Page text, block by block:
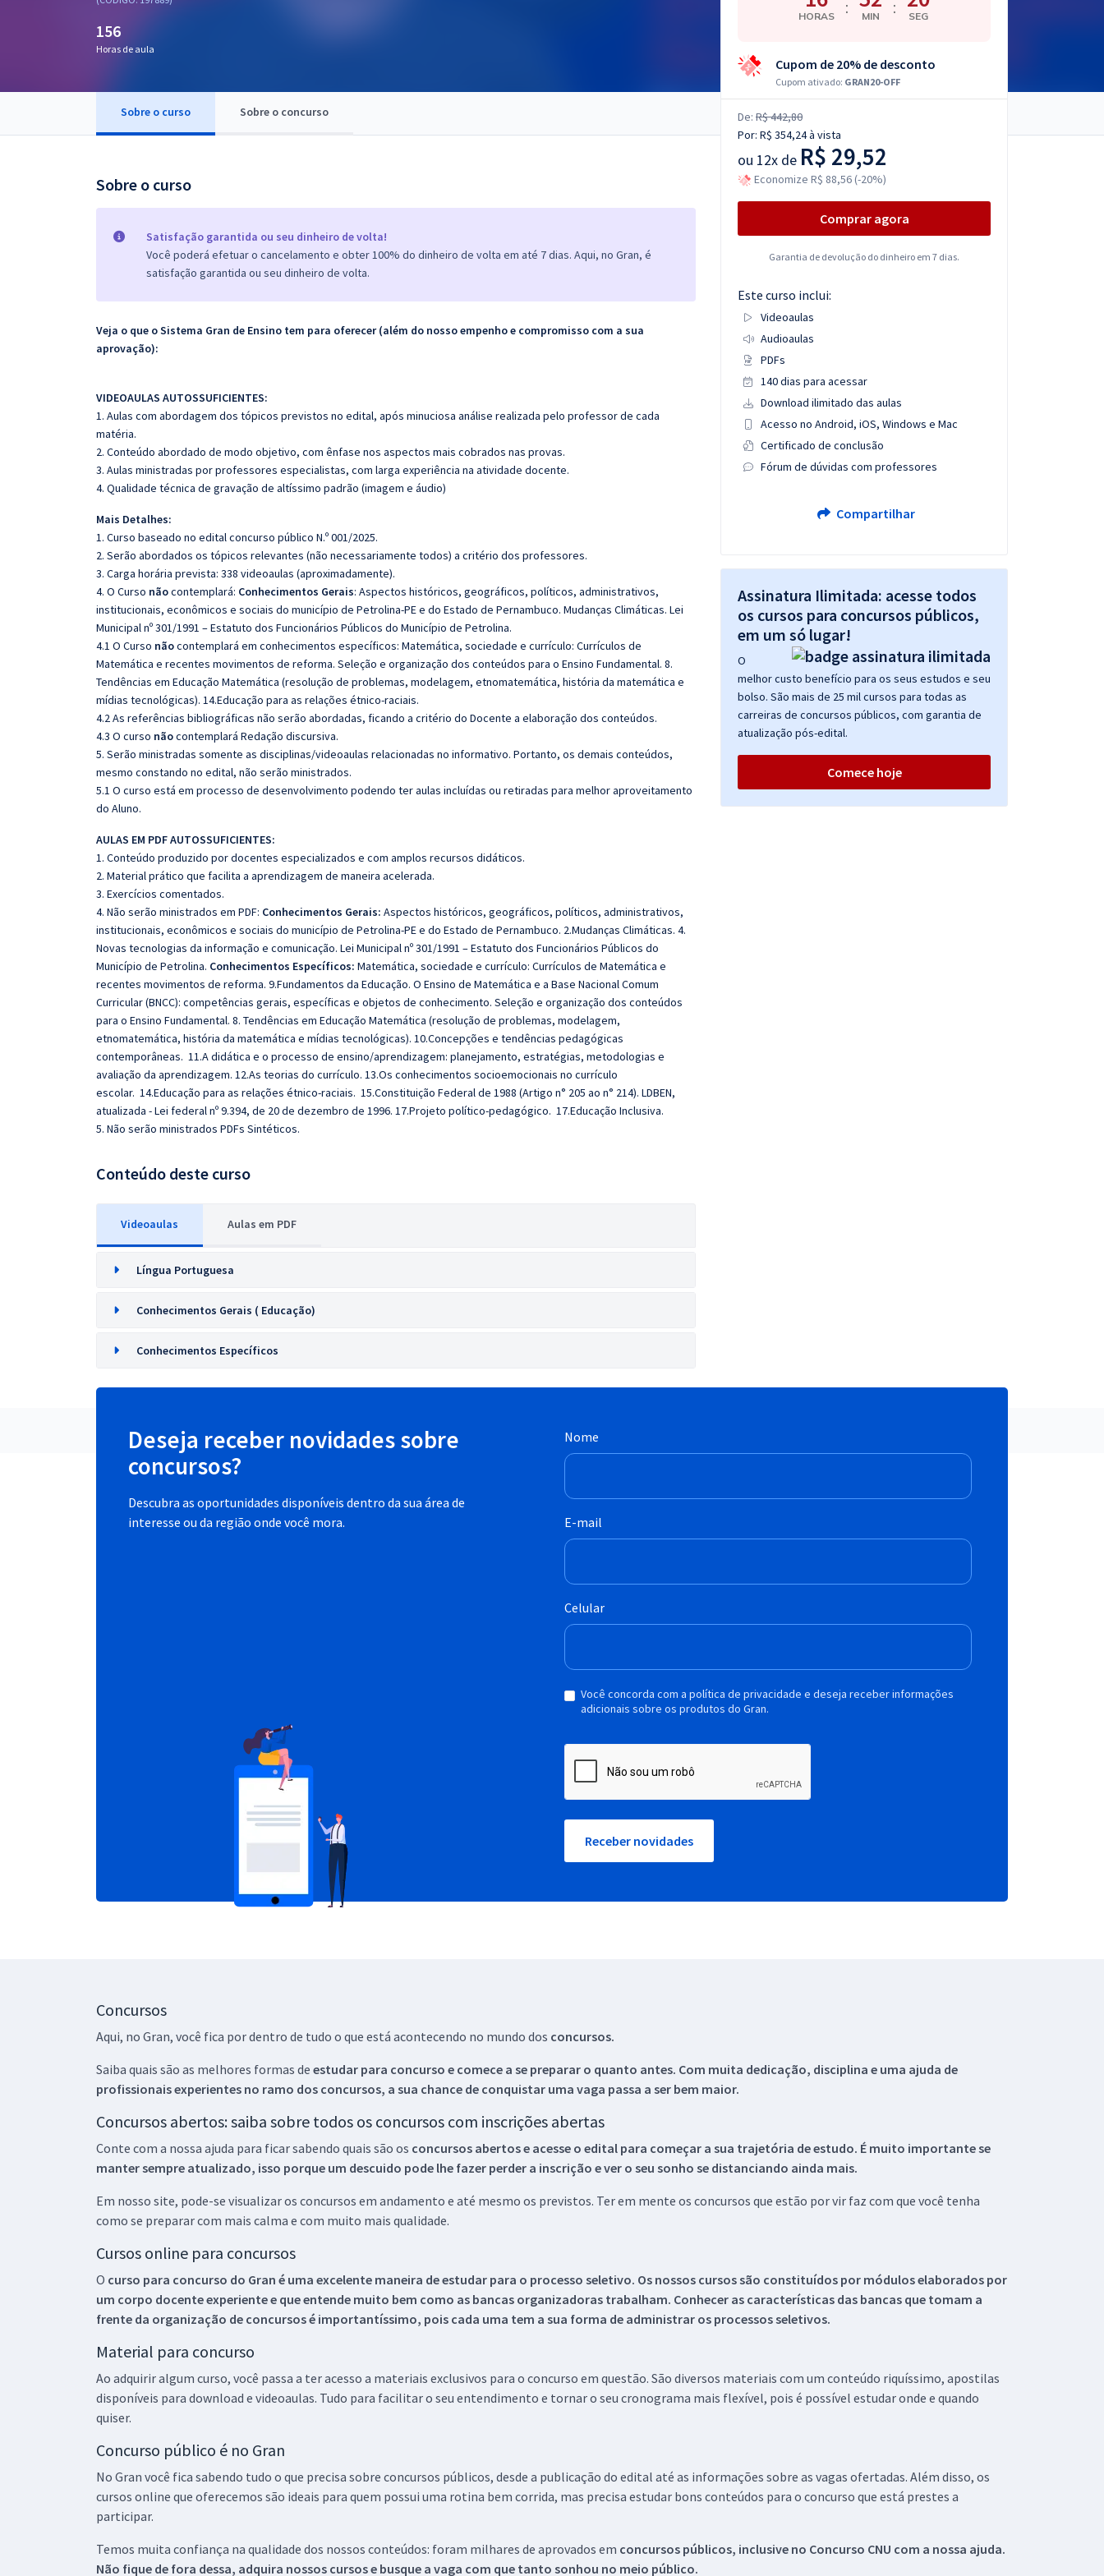
OAB
156
Horas de aula
Sobre o curso Sobre o concurso
Sobre o curso
Satisfação garantida ou seu dinheiro de volta!
Você poderá efetuar o cancelamento e obter 100% do dinheiro de volta em até 7 dias. Aqui, no Gran, é
satisfação garantida ou seu dinheiro de volta.
Veja o que o Sistema Gran de Ensino tem para oferecer (além do nosso empenho e compromisso com a sua
aprovação):
VIDEOAULAS AUTOSSUFICIENTES:
1. Aulas com abordagem dos tópicos previstos no edital, após minuciosa análise realizada pelo professor de cada
matéria.
2. Conteúdo abordado de modo objetivo, com ênfase nos aspectos mais cobrados nas provas.
3. Aulas ministradas por professores especialistas, com larga experiência na atividade docente.
4. Qualidade técnica de gravação de altíssimo padrão (imagem e áudio)
Mais Detalhes:
1. Curso baseado no edital concurso público N.º 001/2025.
2. Serão abordados os tópicos relevantes (não necessariamente todos) a critério dos professores.
3. Carga horária prevista: 338 videoaulas (aproximadamente).
4. O Curso nãocontemplará: Conhecimentos Gerais: Aspectos históricos, geográficos, políticos, administrativos,
institucionais, econômicos e sociais do município de Petrolina-PE e do Estado de Pernambuco. Mudanças Climáticas. Lei
Municipal nº 301/1991 – Estatuto dos Funcionários Públicos do Município de Petrolina.
4.1 O Curso nãocontemplará em conhecimentos específicos: Matemática, sociedade e currículo: Currículos de
Matemática e recentes movimentos de reforma. Seleção e organização dos conteúdos para o Ensino Fundamental. 8.
Tendências em Educação Matemática (resolução de problemas, modelagem, etnomatemática, história da matemática e
mídias tecnológicas). 14.Educação para as relações étnico-raciais.
4.2 As referências bibliográficas não serão abordadas, ficando a critério do Docente a elaboração dos conteúdos.
4.3 O curso nãocontemplará Redação discursiva.
5. Serão ministradas somente as disciplinas/videoaulas relacionadas no informativo. Portanto, os demais conteúdos,
mesmo constando no edital, não serão ministrados.
5.1 O curso está em processo de desenvolvimento podendo ter aulas incluídas ou retiradas para melhor aproveitamento
do Aluno.
AULAS EM PDF AUTOSSUFICIENTES:
1. Conteúdo produzido por docentes especializados e com amplos recursos didáticos.
2. Material prático que facilita a aprendizagem de maneira acelerada.
3. Exercícios comentados.
4. Não serão ministrados em PDF: Conhecimentos Gerais: Aspectos históricos, geográficos, políticos, administrativos,
institucionais, econômicos e sociais do município de Petrolina-PE e do Estado de Pernambuco. 2.Mudanças Climáticas. 4.
Novas tecnologias da informação e comunicação. Lei Municipal nº 301/1991 – Estatuto dos Funcionários Públicos do
Município de Petrolina. Conhecimentos Específicos: Matemática, sociedade e currículo: Currículos de Matemática e
recentes movimentos de reforma. 9.Fundamentos da Educação. O Ensino de Matemática e a Base Nacional Comum
Curricular (BNCC): competências gerais, específicas e objetos de conhecimento. Seleção e organização dos conteúdos
para o Ensino Fundamental. 8. Tendências em Educação Matemática (resolução de problemas, modelagem,
etnomatemática, história da matemática e mídias tecnológicas). 10.Concepções e tendências pedagógicas
contemporâneas. 11.A didática e o processo de ensino/aprendizagem: planejamento, estratégias, metodologias e
avaliação da aprendizagem. 12.As teorias do currículo. 13.Os conhecimentos socioemocionais no currículo
escolar. 14.Educação para as relações étnico-raciais. 15.Constituição Federal de 1988 (Artigo n° 205 ao n° 214). LDBEN,
atualizada - Lei federal nº 9.394, de 20 de dezembro de 1996. 17.Projeto político-pedagógico. 17.Educação Inclusiva.
5. Não serão ministrados PDFs Sintéticos.
Conteúdo deste curso
Videoaulas Aulas em PDF
Língua Portuguesa
Conhecimentos Gerais ( Educação)
Conhecimentos Específicos
HORAS : MIN : SEG
Cupom de 20% de desconto
Cupom ativado: GRAN20-OFF
De: R$ 442,80
Por: R$ 354,24à vista
ou 12x de R$ 29,52
Economize R$ 88,56 (-20%)
Comprar agora
Garantia de devolução do dinheiro em 7 dias.
Este curso inclui:
Videoaulas
Audioaulas
PDFs
140 dias para acessar
Download ilimitado das aulas
Acesso no Android, iOS, Windows e Mac
Certificado de conclusão
Fórum de dúvidas com professores
Compartilhar
Assinatura Ilimitada: acesse todos
os cursos para concursos públicos,
em um só lugar!
O
melhor custo benefício para os seus estudos e seu
bolso. São mais de 25 mil cursos para todas as
carreiras de concursos públicos, com garantia de
atualização pós-edital.
Comece hoje
Deseja receber novidades sobre
concursos?
Descubra as oportunidades disponíveis dentro da sua área de
interesse ou da região onde você mora.
Nome
E-mail
Celular
Você concorda com a política de privacidade e deseja receber informações
adicionais sobre os produtos do Gran.
Receber novidades
Concursos
Aqui, no Gran, você fica por dentro de tudo o que está acontecendo no mundo dos concursos.
Saiba quais são as melhores formas de estudar para concurso e comece a se preparar o quanto antes. Com muita dedicação, disciplina e uma ajuda de
profissionais experientes no ramo dos concursos, a sua chance de conquistar uma vaga passa a ser bem maior.
Concursos abertos: saiba sobre todos os concursos com inscrições abertas
Conte com a nossa ajuda para ficar sabendo quais são os concursos abertos e acesse o edital para começar a sua trajetória de estudo. É muito importante se
manter sempre atualizado, isso porque um descuido pode lhe fazer perder a inscrição e ver o seu sonho se distanciando ainda mais.
Em nosso site, pode-se visualizar os concursos em andamento e até mesmo os previstos. Ter em mente os concursos que estão por vir faz com que você tenha
como se preparar com mais calma e com muito mais qualidade.
Cursos online para concursos
O curso para concurso do Gran é uma excelente maneira de estudar para o processo seletivo. Os nossos cursos são constituídos por módulos elaborados por
um corpo docente experiente e que entende muito bem como as bancas organizadoras trabalham. Conhecer as características das bancas que tomam a
frente da organização de concursos é importantíssimo, pois cada uma tem a sua forma de administrar os processos seletivos.
Material para concurso
Ao adquirir algum curso, você passa a ter acesso a materiais exclusivos para o concurso em questão. São diversos materiais com um conteúdo riquíssimo, apostilas
disponíveis para download e videoaulas. Tudo para facilitar o seu entendimento e tornar o seu cronograma mais flexível, pois é possível estudar onde e quando
quiser.
Concurso público é no Gran
No Gran você fica sabendo tudo o que precisa sobre concursos públicos, desde a publicação do edital até as informações sobre as vagas ofertadas. Além disso, os
cursos online que oferecemos são ideais para quem possui uma rotina bem corrida, mas precisa estudar bons conteúdos para o concurso que está prestes a
participar.
Temos muita confiança na qualidade dos nossos conteúdos: foram milhares de aprovados em concursos públicos, inclusive no Concurso CNU com a nossa ajuda.
Não fique de fora dessa, adquira nossos cursos e busque a vaga com que tanto sonhou no meio público.